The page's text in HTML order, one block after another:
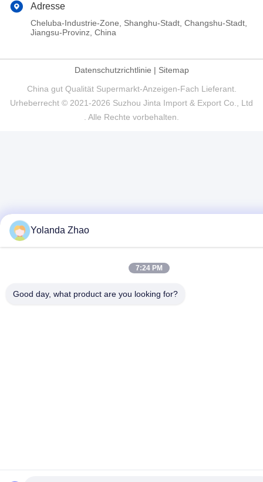
Adresse
Cheluba-Industrie-Zone, Shanghu-Stadt, Changshu-Stadt,
Jiangsu-Provinz, China
Datenschutzrichtlinie | Sitemap
China gut Qualität Supermarkt-Anzeigen-Fach Lieferant.
Urheberrecht © 2021-2026 Suzhou Jinta Import & Export Co., Ltd
. Alle Rechte vorbehalten.
Yolanda Zhao
7:24 PM
Good day, what product are you looking for?